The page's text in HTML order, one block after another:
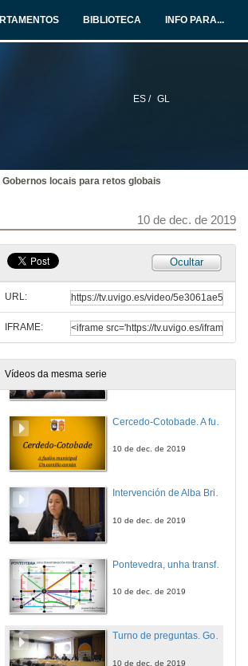
BIBLIOTECA INFO PARA...
ES / GL
Gobernos locais para retos globais
10 de dec. de 2019
Ocultar
URL:
IFRAME:
Vídeos da mesma serie
10 de dec. de 2019
10 de dec. de 2019
Intervención de Alba Briones
10 de dec. de 2019
Pontevedra, unha transformación posíbel
10 de dec. de 2019
Turno de preguntas. Gobernos locais para retos globais
10 de dec. de 2019